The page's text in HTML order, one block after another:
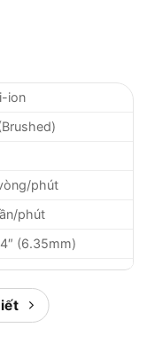
ion
phút
phút
(6.35mm)